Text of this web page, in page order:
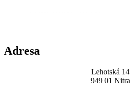
Adresa
Lehotská 14
949 01 Nitra